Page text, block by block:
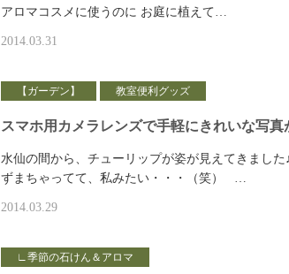
アロマコスメに使うのに お庭に植えて…
2014.03.31
【ガーデン】 教室便利グッズ
スマホ用カメラレンズで手軽にきれいな写真
水仙の間から、チューリップが姿が見えてきまし
ずまちゃってて、私みたい・・・（笑） …
2014.03.29
∟季節の石けん＆アロマ